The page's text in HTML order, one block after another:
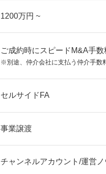
1200万円 ~
ご成約時にスピードM&A手
※別途、仲介会社に支払う仲介手数
セルサイドFA
事業譲渡
チャンネルアカウント/運営